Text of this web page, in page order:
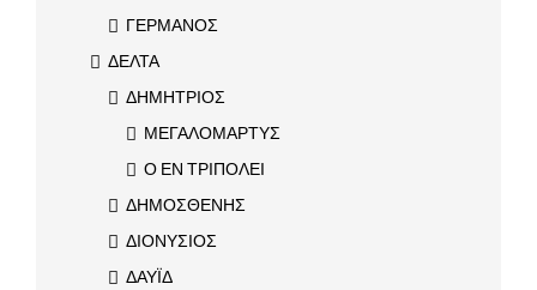
ΓΕΡΜΑΝΟΣ
ΔΕΛΤΑ
ΔΗΜΗΤΡΙΟΣ
ΜΕΓΑΛΟΜΑΡΤΥΣ
Ο ΕΝ ΤΡΙΠΟΛΕΙ
ΔΗΜΟΣΘΕΝΗΣ
ΔΙΟΝΥΣΙΟΣ
ΔΑΥΪΔ